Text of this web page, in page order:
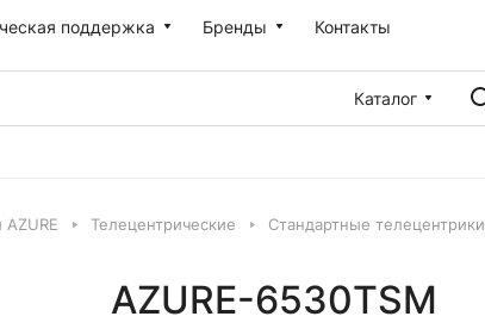
поддержка Бренды Контакты
Каталог
Телецентрические Стандартные телецентрики
AZURE-6530TSM